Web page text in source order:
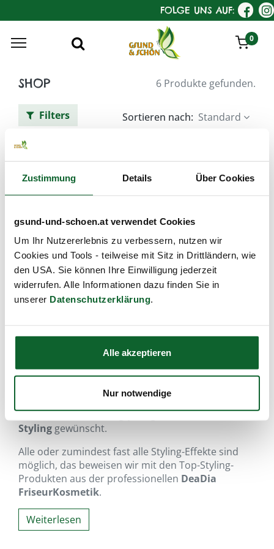
Zustimmung Details Über Cookies
gsund-und-schoen.at verwendet Cookies
Um Ihr Nutzererlebnis zu verbessern, nutzen wir
Cookies und Tools - teilweise mit Sitz in Drittländern, wie
den USA. Sie können Ihre Einwilligung jederzeit
widerrufen. Alle Informationen dazu finden Sie in
unserer Datenschutzerklärung.
Alle akzeptieren
Nur notwendige
FOLGE UNS AUF:
0
SHOP 6 Produkte gefunden.
Filters Sortieren nach: Standard
DeaDia Haar-Styling
…einfach hairlich stylen!
Nach einer natürlich-gesunden DeaDia Haarpflege
ist oft auch eintrendig-pfiffiges
Styling gewünscht.
Alle oder zumindest fast alle Styling-Effekte sind
möglich, das beweisen wir mit den Top-Styling-
Produkten aus der professionellen DeaDia
FriseurKosmetik.
Weiterlesen